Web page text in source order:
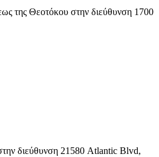
της Θεοτόκου στην διεύθυνση 1700
διεύθυνση 21580 Atlantic Blvd,